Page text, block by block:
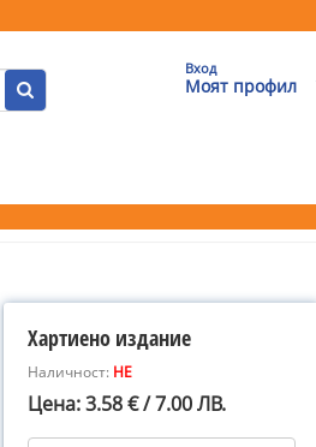
Вход
Моят профил
Хартиено издание
Наличност: НЕ
Цена: 3.58 € / 7.00 ЛВ.